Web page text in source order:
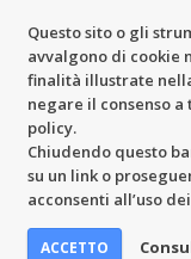
Questo sito o gli
avvalgono di cookie
finalità illustrate
negare il consenso
policy.
Chiudendo questo
su un link o
acconsenti all’uso